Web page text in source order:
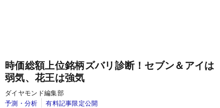
時価総額上位銘柄ズバリ診断！セブン＆アイは
弱気、花王は強気
ダイヤモンド編集部
予測・分析
有料記事限定公開